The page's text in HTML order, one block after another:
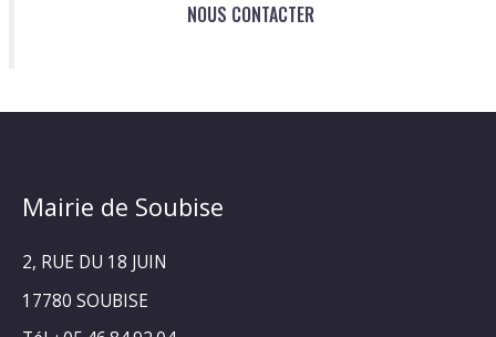
NOUS CONTACTER
Mairie de Soubise
2, RUE DU 18 JUIN
17780 SOUBISE